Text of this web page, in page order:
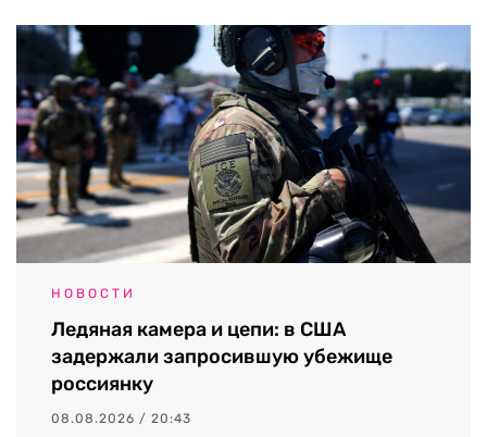
НОВОСТИ
Ледяная камера и цепи: в США
задержали запросившую убежище
россиянку
08.08.2026 / 20:43